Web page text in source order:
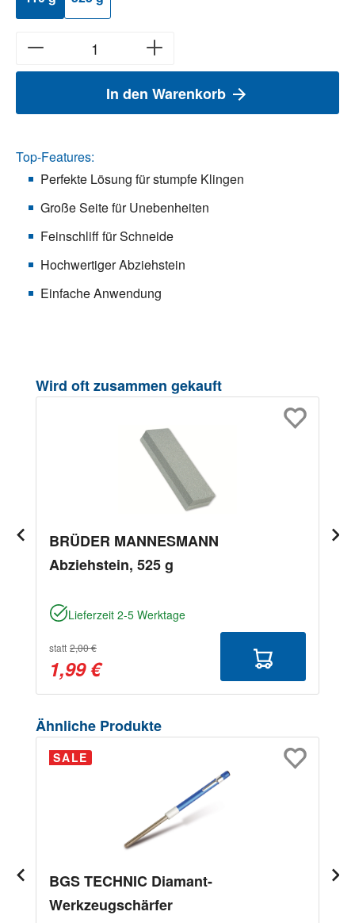
In den Warenkorb
Top-Features:
Perfekte Lösung für stumpfe Klingen
Große Seite für Unebenheiten
Feinschliff für Schneide
Hochwertiger Abziehstein
Einfache Anwendung
Produktgalerie überspringen
Wird oft zusammen gekauft
BRÜDER MANNESMANN
Abziehstein, 525 g
Lieferzeit 2-5 Werktage
statt 2,00 €
1,99 €
Produktgalerie überspringen
Ähnliche Produkte
SALE
BGS TECHNIC Diamant-
Werkzeugschärfer